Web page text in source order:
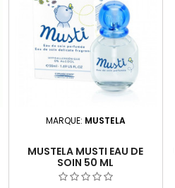
MARQUE: MUSTELA
MUSTELA MUSTI EAU DE
SOIN 50 ML